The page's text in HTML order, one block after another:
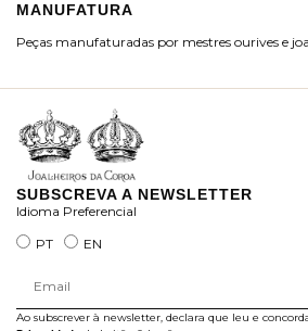
MANUFATURA
Peças manufaturadas por mestres ourives e
SUBSCREVA A NEWSLETTER
Idioma Preferencial
PT
EN
Ao subscrever à newsletter, declara que leu e